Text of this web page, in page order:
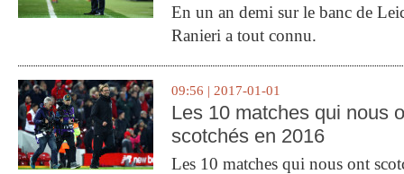
En un an demi sur le banc de
Ranieri a tout connu.
09:56 | 2017-01-01
Les 10 matches qui nous
scotchés en 2016
Les 10 matches qui nous ont